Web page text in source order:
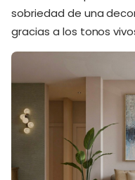
sobriedad de una
gracias a los tonos